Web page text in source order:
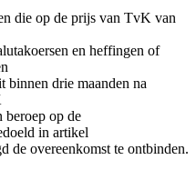
die op de prijs van TvK van
en heffingen of
binnen drie maanden na
beroep op de
in artikel
de overeenkomst te ontbinden.